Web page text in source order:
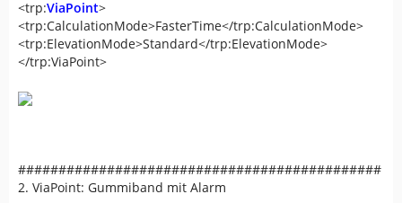
<trp:ViaPoint>
<trp:CalculationMode>FasterTime</trp:CalculationMode>
<trp:ElevationMode>Standard</trp:ElevationMode>
</trp:ViaPoint>
#############################################
2. ViaPoint: Gummiband mit Alarm